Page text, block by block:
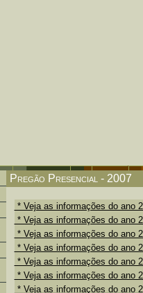
Pregão Presencial - 2007
* Veja as informações do ano
* Veja as informações do ano
* Veja as informações do ano
* Veja as informações do ano
* Veja as informações do ano
* Veja as informações do ano
* Veja as informações do ano